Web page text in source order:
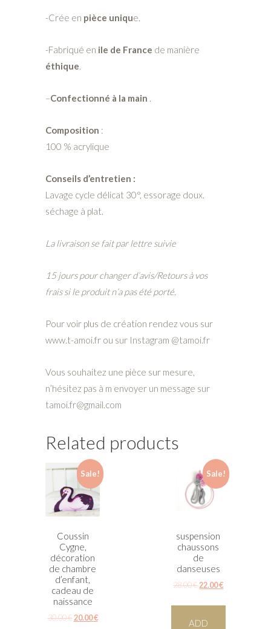
-Crée en pièce unique.
-Fabriqué en ile de France de manière
éthique.
–Confectionné à la main .
Composition :
100 % acrylique
Conseils d’entretien :
Lavage cycle délicat 30°, essorage doux.
séchage à plat.
La livraison se fait par lettre suivie
15 jours pour changer d’avis/Retours à vos
frais si le produit n’a pas été porté.
Pour voir plus de création rendez vous sur
www.t-amoi.fr ou sur Instagram @tamoi.fr
Vous souhaitez une pièce sur mesure,
n’hésitez pas à m envoyer un message sur
tamoi.fr@gmail.com
Related products
Sale!
Coussin
Cygne,
décoration
de chambre
d’enfant,
cadeau de
naissance
30.00€20.00€
Sale!
suspension
chaussons
de
danseuses
28.00€22.00€
ADD